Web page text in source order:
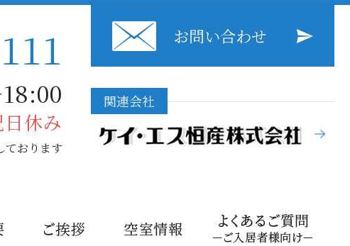
休み
ております
お問い合わせ
関連会社